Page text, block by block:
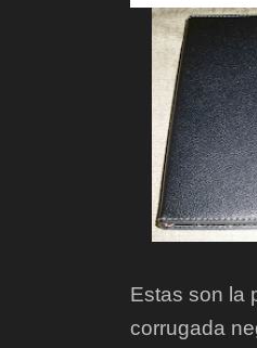
Estas son la
corrugada